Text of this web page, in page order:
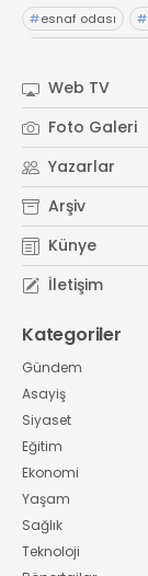
#esnaf odası #
Web TV
Foto Galeri
Yazarlar
Arşiv
Künye
İletişim
Kategoriler
Gündem
Asayiş
Siyaset
Eğitim
Ekonomi
Yaşam
Sağlık
Teknoloji